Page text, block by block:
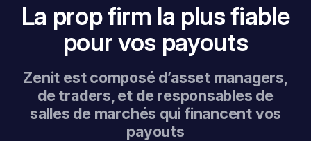
La prop firm la plus fiable
pour vos payouts
Zenit est composé d’asset managers,
de traders, et de responsables de
salles de marchés qui financent vos
payouts